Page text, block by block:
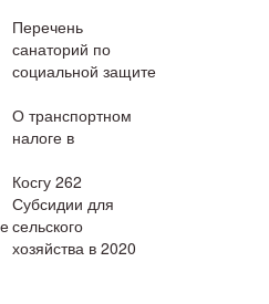
Перечень
санаторий по
социальной защите
О транспортном
налоге в
Косгу 262
Субсидии для
сельского
хозяйства в 2020